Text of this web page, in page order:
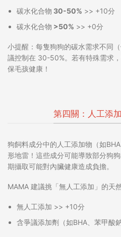
碳水化合物 30-50% >> +10分
碳水化合物 >50% >> +0分
小提醒 ：每隻狗狗的碳水需求不同
議控制在 30-50%。若有特殊需求
保毛孩健康！
第四關：人工添
狗飼料成分中的人工添加物（如
形地雷！這些成分可能導致部分狗
期攝取可能對內臟健康造成負擔。
MAMA 建議挑「無人工添加」的天
無人工添加 >> +10分
含爭議添加劑 （如BHA、苯甲酸